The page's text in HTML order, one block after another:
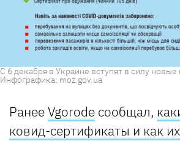
С 6 декабря в Украине вступят в силу новые
Инфографика: moz.gov.ua
РанееVgorode сообщал,
ковид-сертификаты и как